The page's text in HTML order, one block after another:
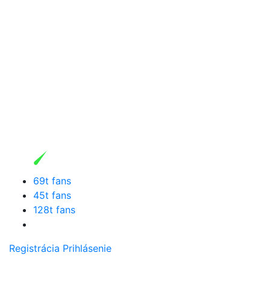
69t fans
45t fans
128t fans
Registrácia Prihlásenie